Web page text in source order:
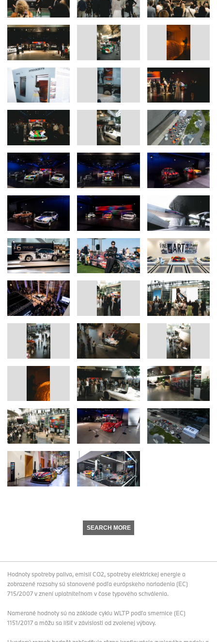
SEARCH MORE
Hodnoty spotreby paliva, emisií CO2, spotreby elektrickej energie a
zobrazené rozsahy sú stanovené podľa európskeho nariadenia (EC)
715/2007 v znení uplatniteľnom v čase typového schválenia.
Namerané hodnoty sú na základe cyklu WLTP podľa smernice (EC)
1151/2017 a môžu sa líšiť v závislosti od zvolenej výbavy.